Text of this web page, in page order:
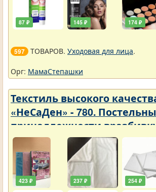
87 ₽ 145 ₽ 174 ₽
597 ТОВАРОВ. Уходовая для лица.
Орг: МамаСтепашки
Текстиль высокого
«НеСаДен» - 780.
принадлежности
упали
423 ₽ 237 ₽ 254 ₽